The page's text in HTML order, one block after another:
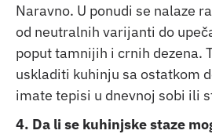
Naravno. U ponudi se nalaze
od neutralnih varijanti do
poput tamnijih i crnih dezena.
uskladiti kuhinju sa ostatkom
imate tepisi u dnevnoj sobi ili
4. Da li se kuhinjske staze